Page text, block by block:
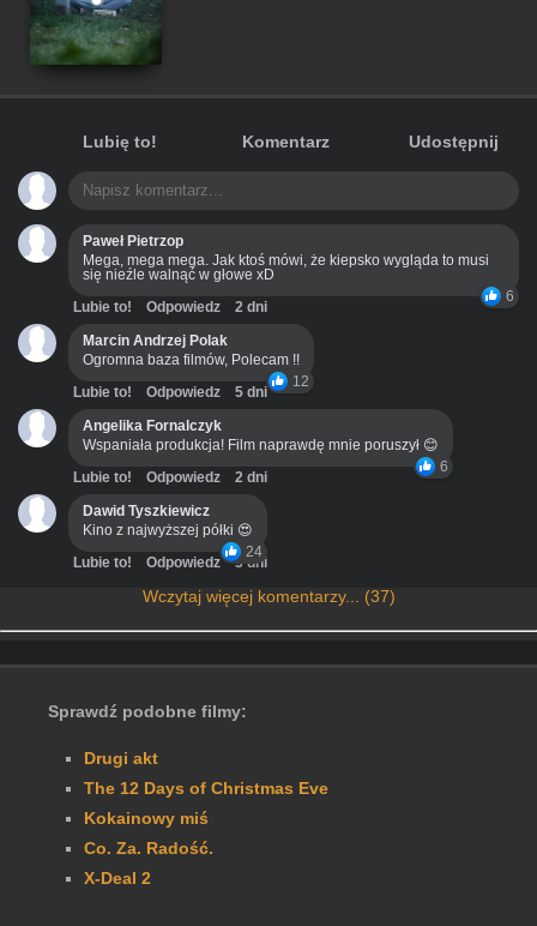
Lubię to! Komentarz Udostępnij
Paweł Pietrzop
Mega, mega mega. Jak ktoś mówi, że kiepsko wygląda to musi
się nieźle walnąć w głowe xD
6
Lubie to! Odpowiedz
2 dni
Marcin Andrzej Polak
Ogromna baza filmów, Polecam !!
12
Lubie to! Odpowiedz
5 dni
Angelika Fornalczyk
Wspaniała produkcja! Film naprawdę mnie poruszył 😊
6
Lubie to! Odpowiedz
2 dni
Dawid Tyszkiewicz
Kino z najwyższej półki 😍
24
Lubie to! Odpowiedz 3 dni
Wczytaj więcej komentarzy... (37)
Sprawdź podobne filmy:
Drugi akt
The 12 Days of Christmas Eve
Kokainowy miś
Co. Za. Radość.
X-Deal 2